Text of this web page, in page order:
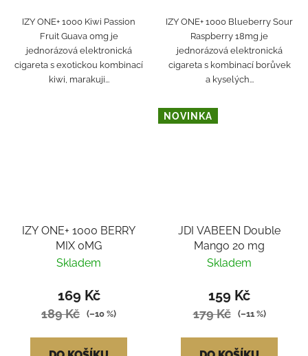
IZY ONE+ 1000 Kiwi Passion
Fruit Guava 0mg je
jednorázová elektronická
cigareta s exotickou kombinací
kiwi, marakuji...
IZY ONE+ 1000 Blueberry Sour
Raspberry 18mg je
jednorázová elektronická
cigareta s kombinací borůvek
a kyselých...
IZY ONE+ 1000 BERRY
MIX 0MG
Skladem
169 Kč
189 Kč (–10 %)
NOVINKA
JDI VABEEN Double
Mango 20 mg
Skladem
159 Kč
179 Kč (–11 %)